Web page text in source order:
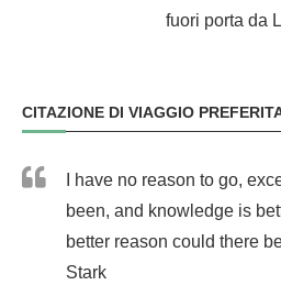
fuori porta da
CITAZIONE DI VIAGGIO
I have no reason to go,
been, and knowledge is
better reason could there
Stark